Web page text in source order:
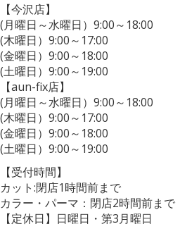
【今沢店】
(月曜日～水曜日）9:00～18:00
(木曜日）9:00～17:00
(金曜日）9:00～18:00
(土曜日）9:00～19:00
【aun-fix店】
(月曜日～水曜日）9:00～18:00
(木曜日）9:00～17:00
(金曜日）9:00～18:00
(土曜日）9:00～19:00
【受付時間】
カット:閉店1時間前まで
カラー・パーマ：閉店2時間前まで
【定休日】日曜日・第3月曜日